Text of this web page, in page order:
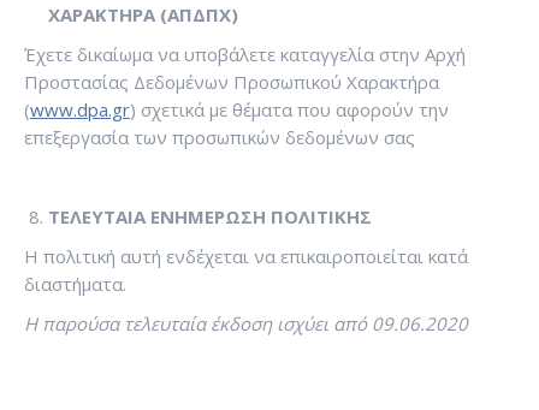
ΧΑΡΑΚΤΗΡΑ (ΑΠΔΠΧ)
Έχετε δικαίωμα να υποβάλετε καταγγελία στην Αρχή
Προστασίας Δεδομένων Προσωπικού Χαρακτήρα
(www.dpa.gr) σχετικά με θέματα που αφορούν την
επεξεργασία των προσωπικών δεδομένων σας
ΤΕΛΕΥΤΑΙΑ ΕΝΗΜΕΡΩΣΗ ΠΟΛΙΤΙΚΗΣ
Η πολιτική αυτή ενδέχεται να επικαιροποιείται κατά
διαστήματα.
Η παρούσα τελευταία έκδοση ισχύει από 09.06.2020